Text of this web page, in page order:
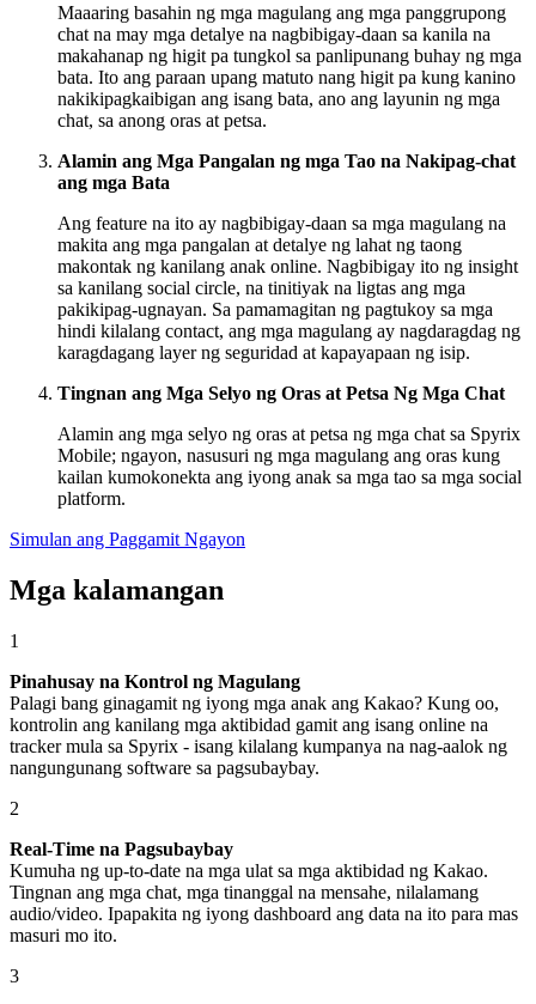
Maaaring basahin ng mga magulang ang mga panggrupong
chat na may mga detalye na nagbibigay-daan sa kanila na
makahanap ng higit pa tungkol sa panlipunang buhay ng mga
bata. Ito ang paraan upang matuto nang higit pa kung kanino
nakikipagkaibigan ang isang bata, ano ang layunin ng mga
chat, sa anong oras at petsa.
Alamin ang Mga Pangalan ng mga Tao na Nakipag-chat
ang mga Bata
Ang feature na ito ay nagbibigay-daan sa mga magulang na
makita ang mga pangalan at detalye ng lahat ng taong
makontak ng kanilang anak online. Nagbibigay ito ng insight
sa kanilang social circle, na tinitiyak na ligtas ang mga
pakikipag-ugnayan. Sa pamamagitan ng pagtukoy sa mga
hindi kilalang contact, ang mga magulang ay nagdaragdag ng
karagdagang layer ng seguridad at kapayapaan ng isip.
Tingnan ang Mga Selyo ng Oras at Petsa Ng Mga Chat
Alamin ang mga selyo ng oras at petsa ng mga chat sa Spyrix
Mobile; ngayon, nasusuri ng mga magulang ang oras kung
kailan kumokonekta ang iyong anak sa mga tao sa mga social
platform.
Simulan ang Paggamit Ngayon
Mga kalamangan
1
Pinahusay na Kontrol ng Magulang
Palagi bang ginagamit ng iyong mga anak ang Kakao? Kung oo,
kontrolin ang kanilang mga aktibidad gamit ang isang online na
tracker mula sa Spyrix - isang kilalang kumpanya na nag-aalok ng
nangungunang software sa pagsubaybay.
2
Real-Time na Pagsubaybay
Kumuha ng up-to-date na mga ulat sa mga aktibidad ng Kakao.
Tingnan ang mga chat, mga tinanggal na mensahe, nilalamang
audio/video. Ipapakita ng iyong dashboard ang data na ito para mas
masuri mo ito.
3